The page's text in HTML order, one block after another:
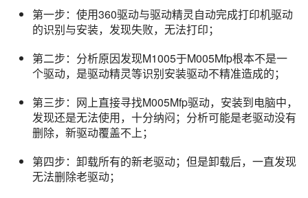
第一步：使用360驱动与驱动精灵自动完成打印机驱动
的识别与安装，发现失败，无法打印；
第二步：分析原因发现M1005于M005Mfp根本不是一
个驱动，是驱动精灵等识别安装驱动不精准造成的；
第三步：网上直接寻找M005Mfp驱动，安装到电脑中，
发现还是无法使用，十分纳闷；分析可能是老驱动没有
删除，新驱动覆盖不上；
第四步：卸载所有的新老驱动；但是卸载后，一直发现
无法删除老驱动；